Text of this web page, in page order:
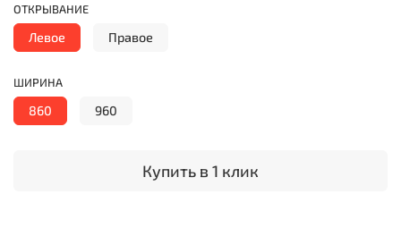
Купить в 1 клик
ОТКРЫВАНИЕ
Левое Правое
ШИРИНА
860 960